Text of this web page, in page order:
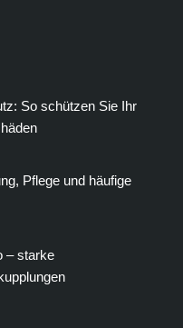
So schützen Sie Ihr
Pflege und häufige
– starke